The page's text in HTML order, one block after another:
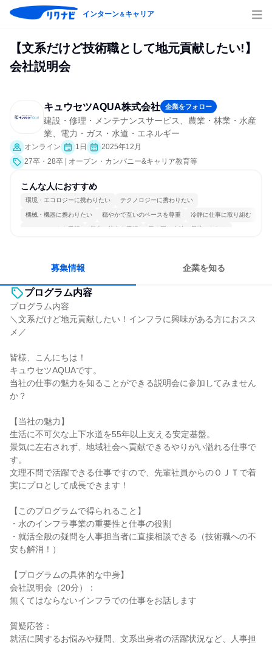
インターン＆キャリア
【文系だけど技術職として地元貢献したい!】
会社説明会
キュウセツAQUA株式会社 企業をフォロー
建設・修理・メンテナンスサービス、農業・林業・水産
業、電力・ガス・水道・エネルギー
オンライン 1日
2025年12月
27卒・28卒 | オープン・カンパニー&キャリア教育等
こんな人におすすめ
環境・エコロジーに携わりたい テクノロジーに携わりたい
機械・機器に携わりたい 穏やかで互いのペースを尊重 冷静に仕事に取り組む
チームワークを重視 個人の能力を重視 長く同じ会社に居続けられる
募集情報 企業を知る
プログラム内容
プログラム内容
＼文系だけど地元貢献したい！インフラに興味がある方におスス
メ／
皆様、こんにちは！
キュウセツAQUAです。
当社の仕事の魅力を知ることができる説明会に参加してみません
か？
【当社の魅力】
生活に不可欠な上下水道を55年以上支える安定基盤。
景気に左右されず、地域社会へ貢献できるやりがい溢れる仕事で
す。
文理不問で活躍できる仕事ですので、先輩社員からのＯＪＴで着
実にプロとして成長できます！
【このプログラムで得られること】
・水のインフラ事業の重要性と仕事の役割
・就活全般の疑問を人事担当者に直接相談できる（技術職への不
安も解消！）
【プログラムの具体的な中身】
会社説明会（20分）：
無くてはならないインフラでの仕事をお話します
質疑応答：
就活に関するお悩みや疑問、文系出身者の活躍状況など、人事担